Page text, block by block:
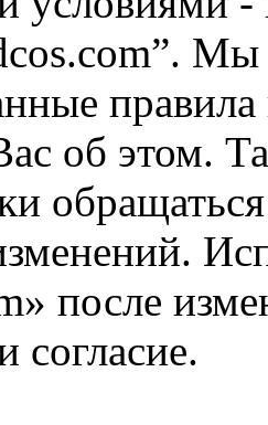
Мы
об этом.
после